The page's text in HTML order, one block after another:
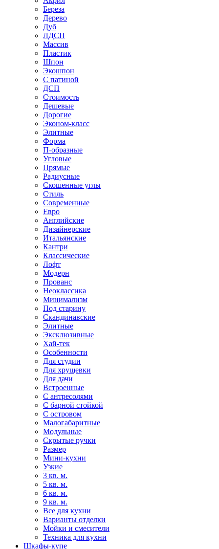
Береза
Дерево
Дуб
ЛДСП
Массив
Пластик
Шпон
Экошпон
С патиной
ДСП
Стоимость
Дешевые
Дорогие
Эконом-класс
Элитные
Форма
П-образные
Угловые
Прямые
Радиусные
Скошенные углы
Стиль
Современные
Евро
Английские
Дизайнерские
Итальянские
Кантри
Классические
Лофт
Модерн
Прованс
Неоклассика
Минимализм
Под старину
Скандинавские
Элитные
Эксклюзивные
Хай-тек
Особенности
Для студии
Для хрущевки
Для дачи
Встроенные
С антресолями
С барной стойкой
С островом
Малогабаритные
Модульные
Скрытые ручки
Размер
Мини-кухни
Узкие
3 кв. м.
5 кв. м.
6 кв. м.
9 кв. м.
Все для кухни
Варианты отделки
Мойки и смесители
Техника для кухни
Шкафы-купе